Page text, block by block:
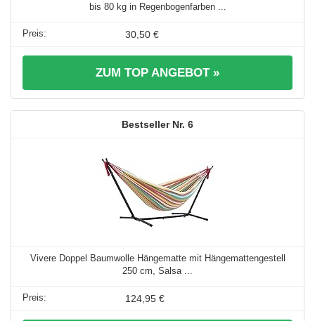
bis 80 kg in Regenbogenfarben ...
30,50 €
ZUM TOP ANGEBOT »
6
Vivere Doppel Baumwolle Hängematte mit Hängemattengestell
250 cm, Salsa ...
124,95 €